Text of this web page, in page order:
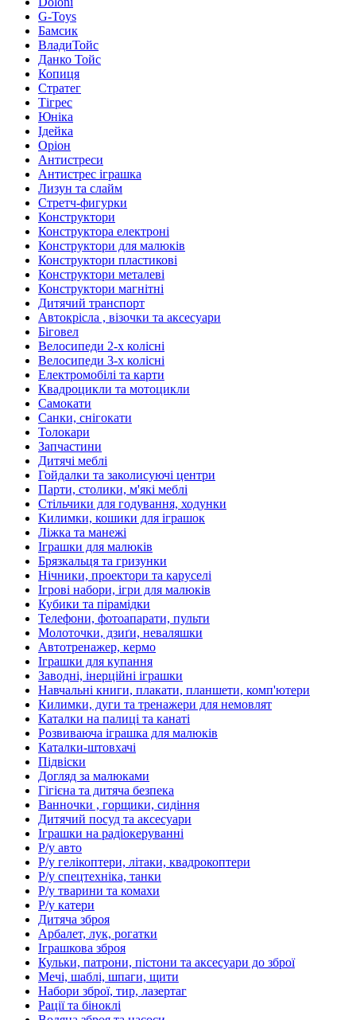
G-Toys
Бамсик
ВладиТойс
Данко Тойс
Копиця
Стратег
Тігрес
Юніка
Ідейка
Оріон
Антистреси
Антистрес іграшка
Лизун та слайм
Стретч-фигурки
Конструктори
Конструктора електроні
Конструктори для малюків
Конструктори пластикові
Конструктори металеві
Конструктори магнітні
Дитячий транспорт
Автокрісла , візочки та аксесуари
Біговел
Велосипеди 2-х колісні
Велосипеди 3-х колісні
Електромобілі та карти
Квадроцикли та мотоцикли
Самокати
Санки, снігокати
Толокари
Запчастини
Дитячі меблі
Гойдалки та заколисуючі центри
Парти, столики, м'які меблі
Стільчики для годування, ходунки
Килимки, кошики для іграшок
Ліжка та манежі
Іграшки для малюків
Брязкальця та гризунки
Нічники, проектори та каруселі
Ігрові набори, ігри для малюків
Кубики та пірамідки
Телефони, фотоапарати, пульти
Молоточки, дзиґи, неваляшки
Автотренажер, кермо
Іграшки для купання
Заводні, інерційні іграшки
Навчальні книги, плакати, планшети, комп'ютери
Килимки, дуги та тренажери для немовлят
Каталки на палиці та канаті
Розвиваюча іграшка для малюків
Каталки-штовхачі
Підвіски
Догляд за малюками
Гігієна та дитяча безпека
Ванночки , горщики, сидіння
Дитячий посуд та аксесуари
Іграшки на радіокеруванні
Р/у авто
Р/у гелікоптери, літаки, квадрокоптери
Р/у спецтехніка, танки
Р/у тварини та комахи
Р/у катери
Дитяча зброя
Арбалет, лук, рогатки
Іграшкова зброя
Кульки, патрони, пістони та аксесуари до зброї
Мечі, шаблі, шпаги, щити
Набори зброї, тир, лазертаг
Рації та біноклі